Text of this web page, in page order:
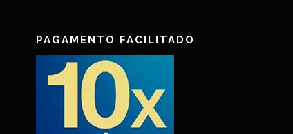
PAGAMENTO FACILITADO